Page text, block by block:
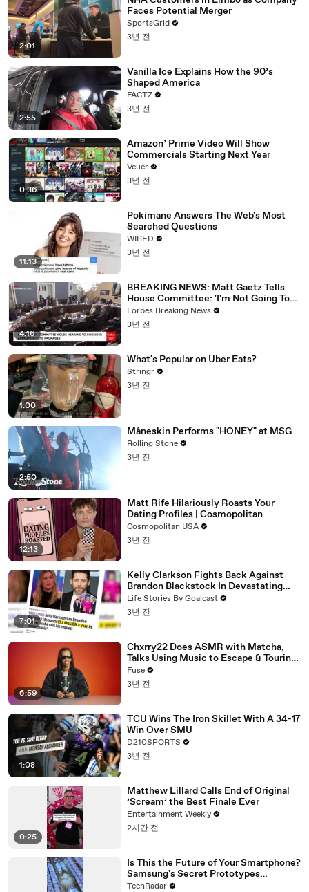
2:01
Faces Potential Merger
SportsGrid
3년 전
2:55
Vanilla Ice Explains How the 90’s
Shaped America
FACTZ
3년 전
0:36
Amazon’ Prime Video Will Show
Commercials Starting Next Year
Veuer
3년 전
11:13
Pokimane Answers The Web's Most
Searched Questions
WIRED
3년 전
4:16
BREAKING NEWS: Matt Gaetz Tells
House Committee: 'I'm Not Going To
Vote For A Continuing Resolution'
Forbes Breaking News
3년 전
1:00
What's Popular on Uber Eats?
Stringr
3년 전
2:50
Måneskin Performs "HONEY" at MSG
Rolling Stone
3년 전
12:13
Matt Rife Hilariously Roasts Your
Dating Profiles | Cosmopolitan
Cosmopolitan USA
3년 전
7:01
Kelly Clarkson Fights Back Against
Brandon Blackstock In Devastating
Divorce Battle
Life Stories By Goalcast
3년 전
6:59
Chxrry22 Does ASMR with Matcha,
Talks Using Music to Escape & Touring
with The Weeknd
Fuse
3년 전
1:08
TCU Wins The Iron Skillet With A 34-17
Win Over SMU
D210SPORTS
3년 전
0:25
Matthew Lillard Calls End of Original
’Scream’ the Best Finale Ever
Entertainment Weekly
2시간 전
Is This the Future of Your Smartphone?
Samsung's Secret Prototypes
Revealed
TechRadar